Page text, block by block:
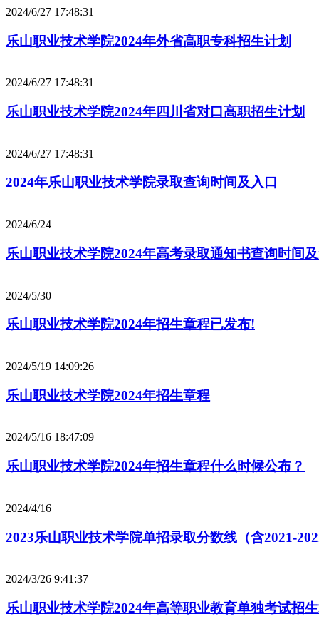
2024/6/27 17:48:31
乐山职业技术学院2024年外省高职专科招生计划
2024/6/27 17:48:31
乐山职业技术学院2024年四川省对口高职招生计划
2024/6/27 17:48:31
2024年乐山职业技术学院录取查询时间及入口
2024/6/24
乐山职业技术学院2024年高考录取通知书查询时间
2024/5/30
乐山职业技术学院2024年招生章程已发布!
2024/5/19 14:09:26
乐山职业技术学院2024年招生章程
2024/5/16 18:47:09
乐山职业技术学院2024年招生章程什么时候公布？
2024/4/16
2023乐山职业技术学院单招录取分数线（含2021-
2024/3/26 9:41:37
乐山职业技术学院2024年高等职业教育单独考试招